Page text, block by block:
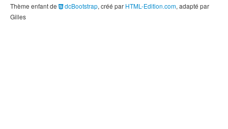
Thème enfant de
dcBootstrap, créé par HTML-Edition.com, adapté par
Gilles